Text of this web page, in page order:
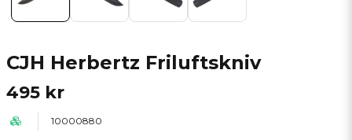
CJH Herbertz Friluftskniv
495 kr
10000880